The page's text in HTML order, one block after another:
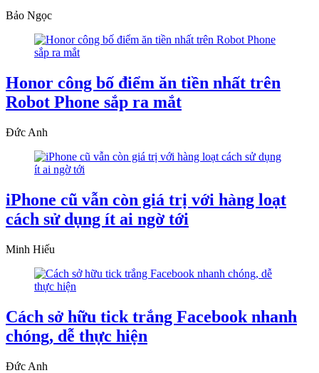
Bảo Ngọc
Honor công bố điểm ăn tiền nhất trên
Robot Phone sắp ra mắt
Đức Anh
iPhone cũ vẫn còn giá trị với hàng loạt
cách sử dụng ít ai ngờ tới
Minh Hiếu
Cách sở hữu tick trắng Facebook nhanh
chóng, dễ thực hiện
Đức Anh